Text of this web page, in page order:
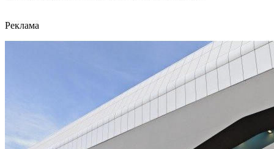
Реклама